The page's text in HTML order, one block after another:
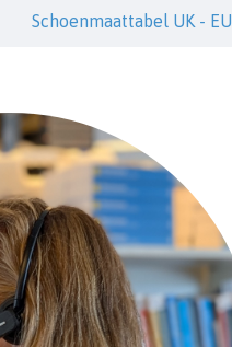
Schoenmaattabel UK - EU